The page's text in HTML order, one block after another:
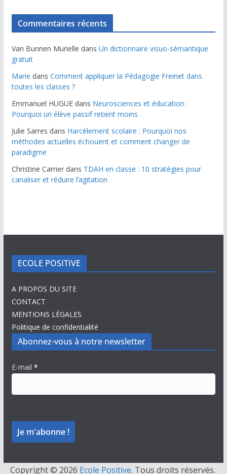
Commentaires récents
Van Bunnen Murielle dans Un dictionnaire visuo-sémantique
gratuit
Marie dans Comment appliquer la Pédagogie Freinet dans
toutes les classes ?
Emmanuel HUGUEdans Neurosciences et éducation :
Pourquoi un élève passif retient moins
Julie Sarres dans Harcèlement scolaire : Pourquoi nos
méthodes actuelles échouent et comment changer de
paradigme
Christine Carrierdans TDAH en classe : 10 stratégies pour
canaliser et réduire l’agitation
ECOLE POSITIVE
A PROPOS DU SITE
CONTACT
MENTIONS LÉGALES
Politique de confidentialité
Abonnez-vous à notre newsletter
E-mail *
Copyright © 2026 Ecole Positive. Tous droits réservés.